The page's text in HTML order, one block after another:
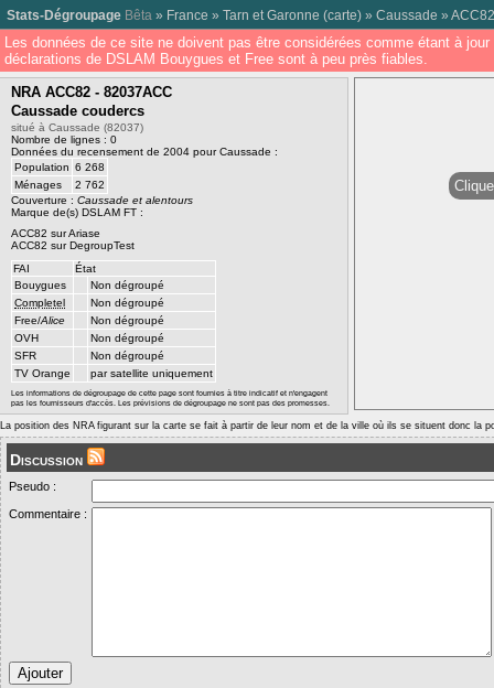
Stats-Dégroupage Bêta » France » Tarn et Garonne (carte) » Caussade » ACC82
Les données de ce site ne doivent pas être considérées comme étant à
déclarations de DSLAM Bouygues et Free sont à peu près fiables.
NRA ACC82 - 82037ACC
Caussade coudercs
situé à Caussade (82037)
Nombre de lignes : 0
Données du recensement de 2004 pour Caussade :
Population 6 268
Ménages
2 762
Couverture : Caussade et alentours
Marque de(s) DSLAM FT :
ACC82 sur Ariase
ACC82 sur DegroupTest
FAI
État
Bouygues
Non dégroupé
Completel
Non dégroupé
Free/Alice
Non dégroupé
OVH
Non dégroupé
SFR
Non dégroupé
TV Orange
par satellite uniquement
Les informations de dégroupage de cette page sont fournies à titre indicatif et n'engagent
pas les fournisseurs d'accès. Les prévisions de dégroupage ne sont pas des promesses.
La position des NRA figurant sur la carte se fait à partir de leur nom et de la ville où ils se situent donc la
Discussion
Pseudo :
Commentaire :